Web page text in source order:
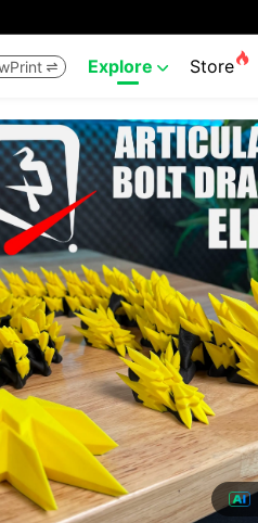
 Explore  Store